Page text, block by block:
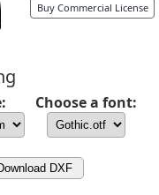
Buy Commercial License
Choose a font:
DXF